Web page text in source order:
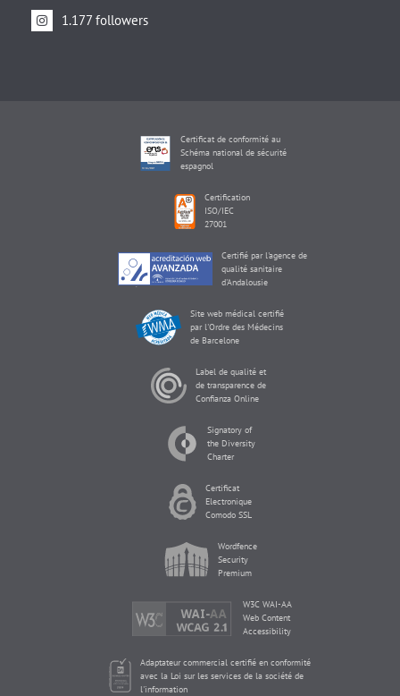
1.177 followers
Certificat de conformité au
Schéma national de sécurité
espagnol
Certification
ISO/IEC
27001
Certifié par l'agence de
qualité sanitaire
d'Andalousie
Site web médical certifié
par l'Ordre des Médecins
de Barcelone
Label de qualité et
de transparence de
Confianza Online
Signatory of
the Diversity
Charter
Certificat
Electronique
Comodo SSL
Wordfence
Security
Premium
W3C WAI-AA
Web Content
Accessibility
Adaptateur commercial certifié en conformité
avec la Loi sur les services de la société de
l'information